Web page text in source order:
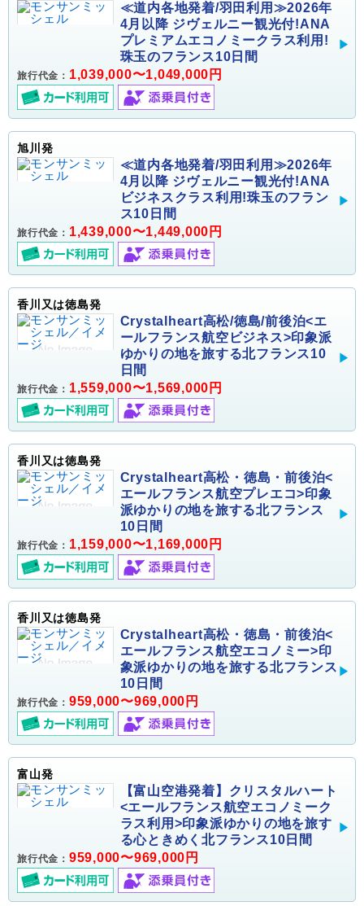
≪道内各地発着/羽田利用≫2026年
4月以降 ジヴェルニー観光付!ANA
プレミアムエコノミークラス利用!
珠玉のフランス10日間
旅行代金： 1,039,000〜1,049,000円
旭川発
≪道内各地発着/羽田利用≫2026年
4月以降 ジヴェルニー観光付!ANA
ビジネスクラス利用!珠玉のフラン
ス10日間
旅行代金： 1,439,000〜1,449,000円
香川又は徳島発
Crystalheart高松/徳島/前後泊<エ
ールフランス航空ビジネス>印象派
ゆかりの地を旅する北フランス10
日間
旅行代金： 1,559,000〜1,569,000円
香川又は徳島発
Crystalheart高松・徳島・前後泊<
エールフランス航空プレエコ>印象
派ゆかりの地を旅する北フランス
10日間
旅行代金： 1,159,000〜1,169,000円
香川又は徳島発
Crystalheart高松・徳島・前後泊<
エールフランス航空エコノミー>印
象派ゆかりの地を旅する北フランス
10日間
旅行代金： 959,000〜969,000円
富山発
【富山空港発着】クリスタルハート
<エールフランス航空エコノミーク
ラス利用>印象派ゆかりの地を旅す
る心ときめく北フランス10日間
旅行代金： 959,000〜969,000円